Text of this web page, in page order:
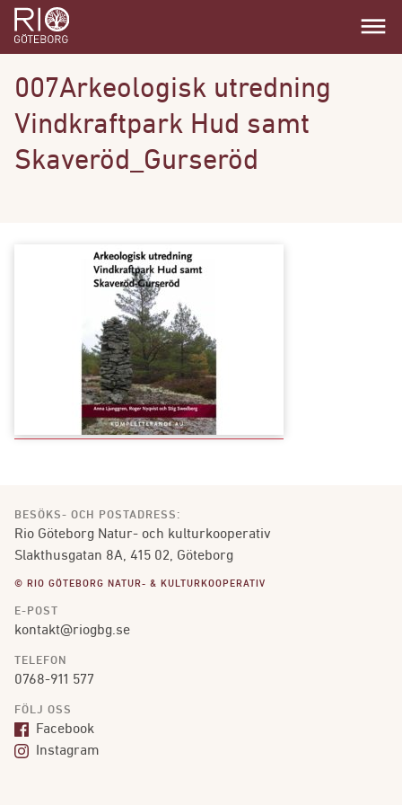
dehaze
007Arkeologisk utredning
Vindkraftpark Hud samt
Skaveröd_Gurseröd
BESÖKS- OCH POSTADRESS:
Rio Göteborg Natur- och kulturkooperativ
Slakthusgatan 8A, 415 02, Göteborg
© RIO GÖTEBORG NATUR- & KULTURKOOPERATIV
E-POST
kontakt@riogbg.se
TELEFON
0768-911 577
FÖLJ OSS
Facebook
Instagram